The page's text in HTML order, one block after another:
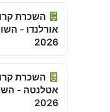
אורלנדו -
2026
אטלנטה -
2026